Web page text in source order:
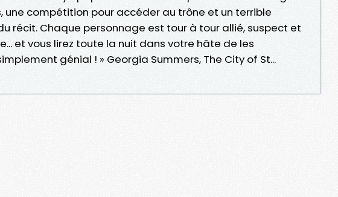
une compétition pour accéder au trône et un terrible
récit. Chaque personnage est tour à tour allié, suspect et
et vous lirez toute la nuit dans votre hâte de les
génial ! » Georgia Summers, The City of St...